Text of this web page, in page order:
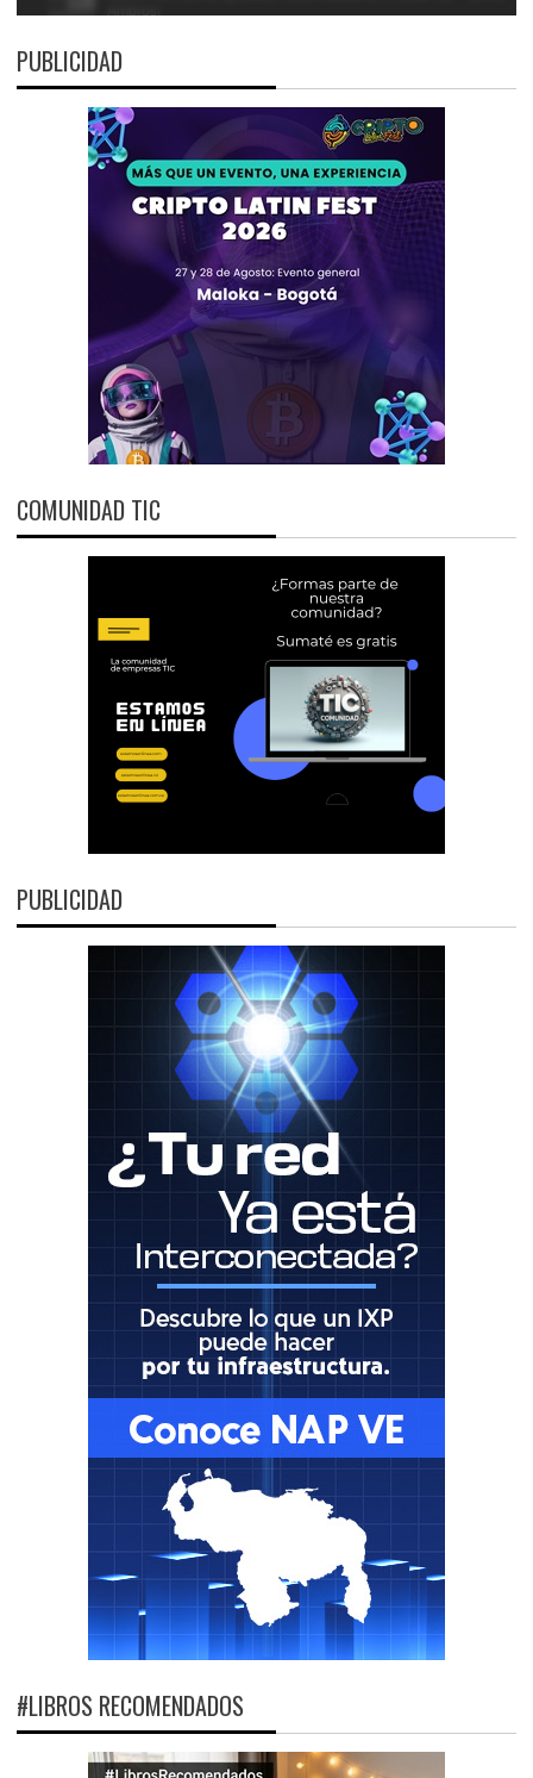
PUBLICIDAD
COMUNIDAD TIC
PUBLICIDAD
#LIBROS RECOMENDADOS